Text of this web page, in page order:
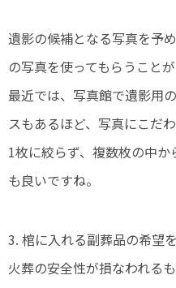
遺影の候補となる写真を予
の写真を使ってもらうことが
最近では、写真館で遺影用
スもあるほど、写真にこだ
1枚に絞らず、複数枚の中
も良いですね。
3. 棺に入れる副葬品の希望
火葬の安全性が損なわれる